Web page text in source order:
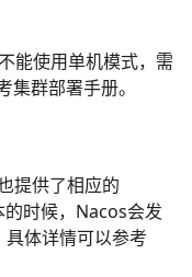
能使用单机模式，需
集群部署手册。
提供了相应的
时候，Nacos会发
体详情可以参考